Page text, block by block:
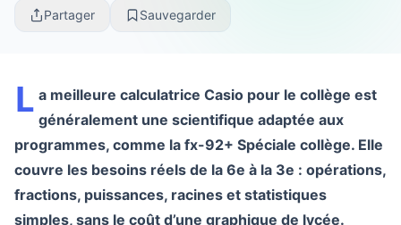
Partager Sauvegarder
L a meilleure calculatrice Casio pour le collège est
généralement une scientifique adaptée aux
programmes, comme la fx-92+ Spéciale collège. Elle
couvre les besoins réels de la 6e à la 3e : opérations,
fractions, puissances, racines et statistiques
simples, sans le coût d’une graphique de lycée.